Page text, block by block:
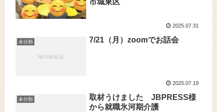
市城東区
2025.07.31
未分類 7/21（月）zoomでお話会
2025.07.19
未分類
取材うけました JBPRESS様
から就職氷河期介護